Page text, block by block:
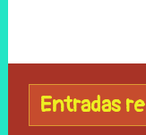
Entradas